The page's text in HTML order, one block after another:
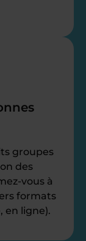
groupes
des
vous à
formats
en ligne).